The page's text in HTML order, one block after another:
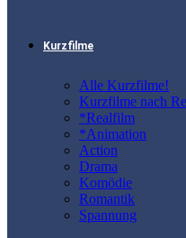
Kurzfilme
Alle Kurzfilme!
Kurzfilme nach
*Realfilm
*Animation
Action
Drama
Komödie
Romantik
Spannung